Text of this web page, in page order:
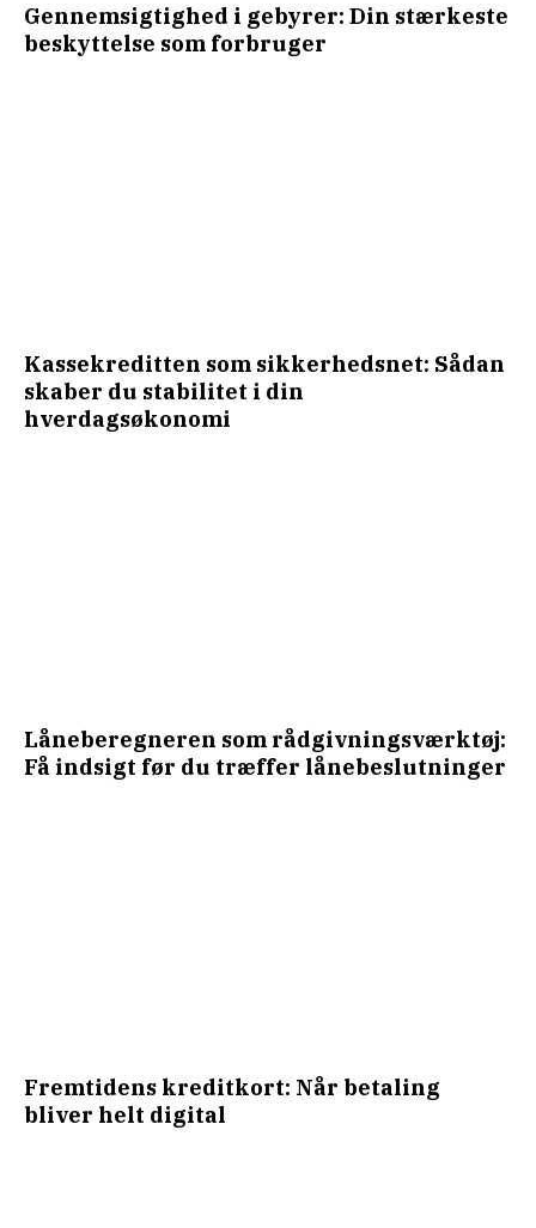
Gennemsigtighed i gebyrer: Din stærkeste
beskyttelse som forbruger
Kassekreditten som sikkerhedsnet: Sådan
skaber du stabilitet i din
hverdagsøkonomi
Låneberegneren som rådgivningsværktøj:
Få indsigt før du træffer lånebeslutninger
Fremtidens kreditkort: Når betaling
bliver helt digital